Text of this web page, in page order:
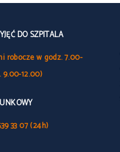
DO SZPITALA
robocze w godz. 7.00-
9.00-12.00)
33 07 (24h)